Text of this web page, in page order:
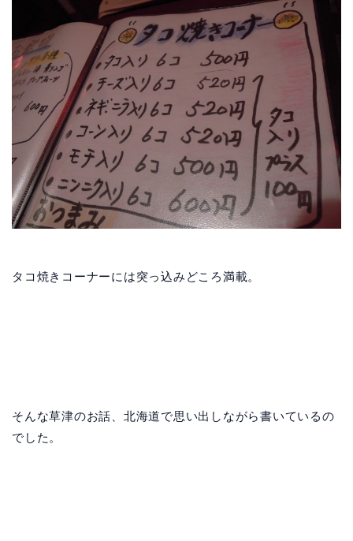
タコ焼きコーナーには突っ込みどころ満載。
そんな草津のお話、北海道で思い出しながら書いているの
でした。